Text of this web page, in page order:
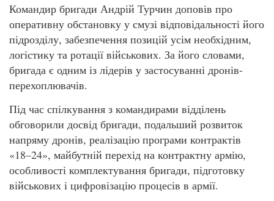
Командир бригади Андрій Турчин доповів про
оперативну обстановку у смузі відповідальності його
підрозділу, забезпечення позицій усім необхідним,
логістику та ротації військових. За його словами,
бригада є одним із лідерів у застосуванні дронів-
перехоплювачів.
Під час спілкування з командирами відділень
обговорили досвід бригади, подальший розвиток
напряму дронів, реалізацію програми контрактів
«18–24», майбутній перехід на контрактну армію,
особливості комплектування бригади, підготовку
військових і цифровізацію процесів в армії.